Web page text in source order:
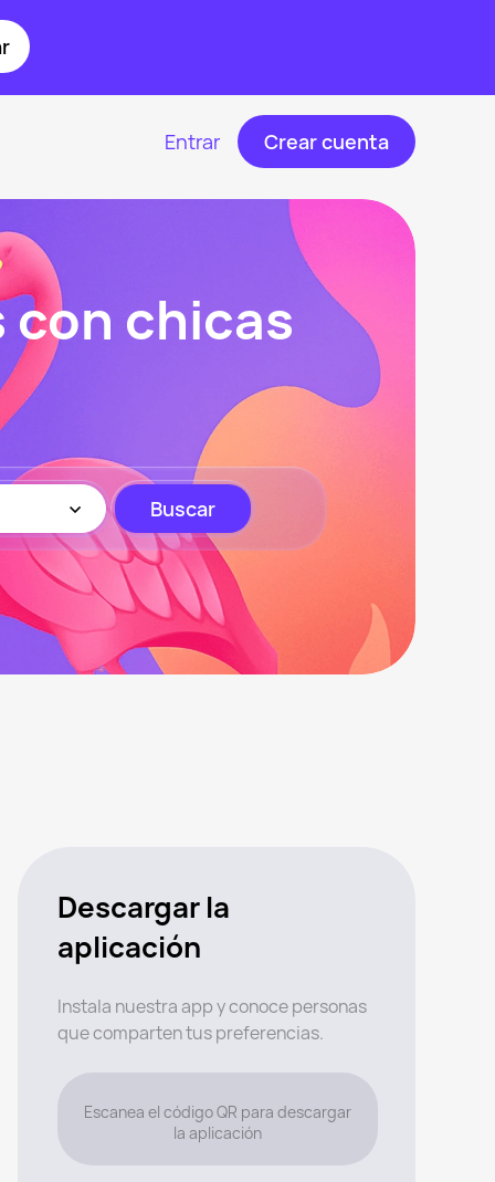
Entrar Crear cuenta
con chicas
Buscar
Descargar la
aplicación
Instala nuestra app y conoce personas
que comparten tus preferencias.
Escanea el código QR para descargar
la aplicación